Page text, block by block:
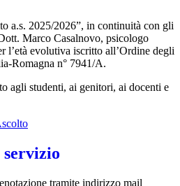
a.s. 2025/2026”, in continuità con gli
Marco Casalnovo, psicologo
l’età evolutiva iscritto all’Ordine degli
Romagna n° 7941/A.
agli studenti, ai genitori, ai docenti e
servizio
tramite indirizzo mail